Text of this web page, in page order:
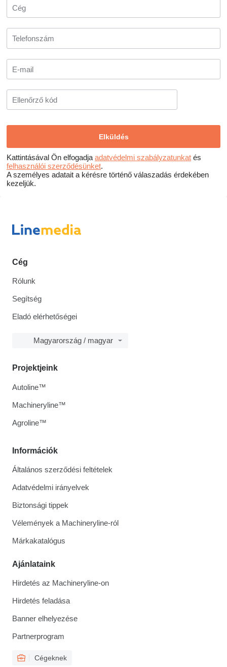
Kattintásával Ön elfogadja adatvédelmi szabályzatunkat és
felhasználói szerződésünket.
A személyes adatait a kérésre történő válaszadás érdekében
kezeljük.
Cég
Rólunk
Segítség
Eladó elérhetőségei
Magyarország / magyar
Információk
Általános szerződési feltételek
Adatvédelmi irányelvek
Biztonsági tippek
Vélemények a Machineryline-ról
Márkakatalógus
Ajánlataink
Hirdetés az Machineryline-on
Hirdetés feladása
Banner elhelyezése
Partnerprogram
Cégeknek
Projektjeink
Autoline™
Machineryline™
Agroline™